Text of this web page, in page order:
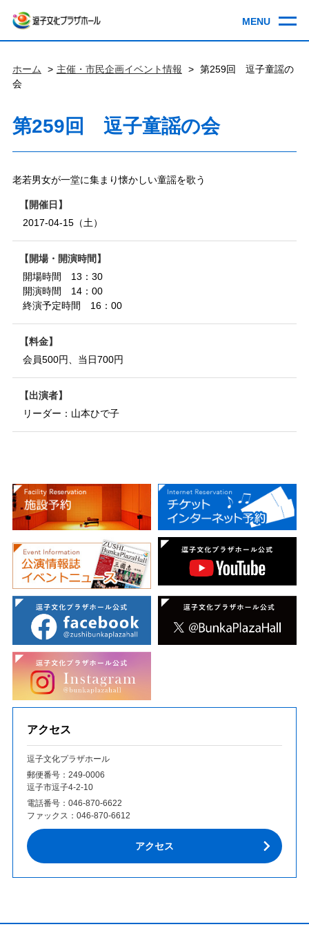
ホーム 主催・市民企画イベント情報
第259回 逗子童謡の
会
第259回 逗子童謡の会
老若男女が一堂に集まり懐かしい童謡を歌う
開催日
2017-04-15（土）
開場・開演時間
開場時間 13：30
開演時間 14：00
終演予定時間 16：00
料金
会員500円、当日700円
出演者
リーダー：山本ひで子
アクセス
逗子文化プラザホール
郵便番号：249‐0006
逗子市逗子4-2-10
電話番号： 046-870-6622
ファックス： 046-870-6612
アクセス